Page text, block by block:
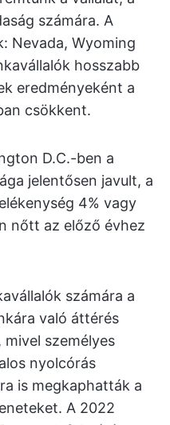
számára. A
Nevada, Wyoming
hosszabb
eredményeként a
csökkent.
D.C.-ben a
jelentősen javult, a
4% vagy
nőtt az előző évhez
számára a
való áttérés
személyes
nyolcórás
is megkaphatták a
A 2022